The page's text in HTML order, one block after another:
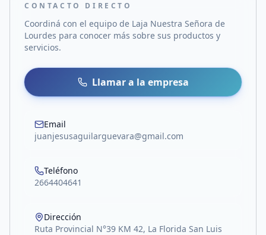
CONTACTO DIRECTO
Coordiná con el equipo de Laja Nuestra Señora de
Lourdes para conocer más sobre sus productos y
servicios.
Llamar a la empresa
Email
juanjesusaguilarguevara@gmail.com
Teléfono
2664404641
Dirección
Ruta Provincial N°39 KM 42, La Florida San Luis